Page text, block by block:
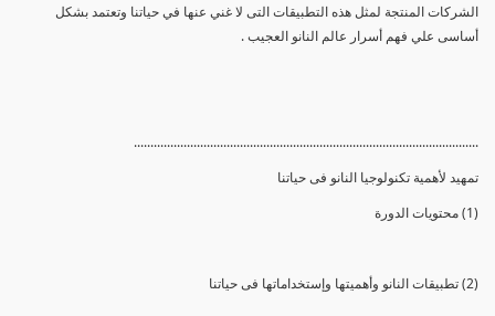
الشركات المنتجة لمثل هذه التطبيقات التى لا غني عنها في حياتنا وتعتمد بشكل
أساسى علي فهم أسرار عالم النانو العجيب .
........................................................................................................
تمهيد لأهمية تكنولوجيا النانو فى حياتنا
(1) محتويات الدورة
(2) تطبيقات النانو وأهميتها وإستخداماتها فى حياتنا